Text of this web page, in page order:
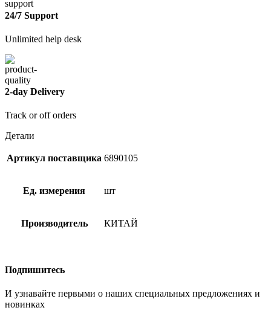
24/7 Support
Unlimited help desk
2-day Delivery
Track or off orders
Детали
Артикул поставщика 6890105
Ед. измерения шт
Производитель КИТАЙ
Подпишитесь
И узнавайте первыми о наших специальных предложениях и
новинках